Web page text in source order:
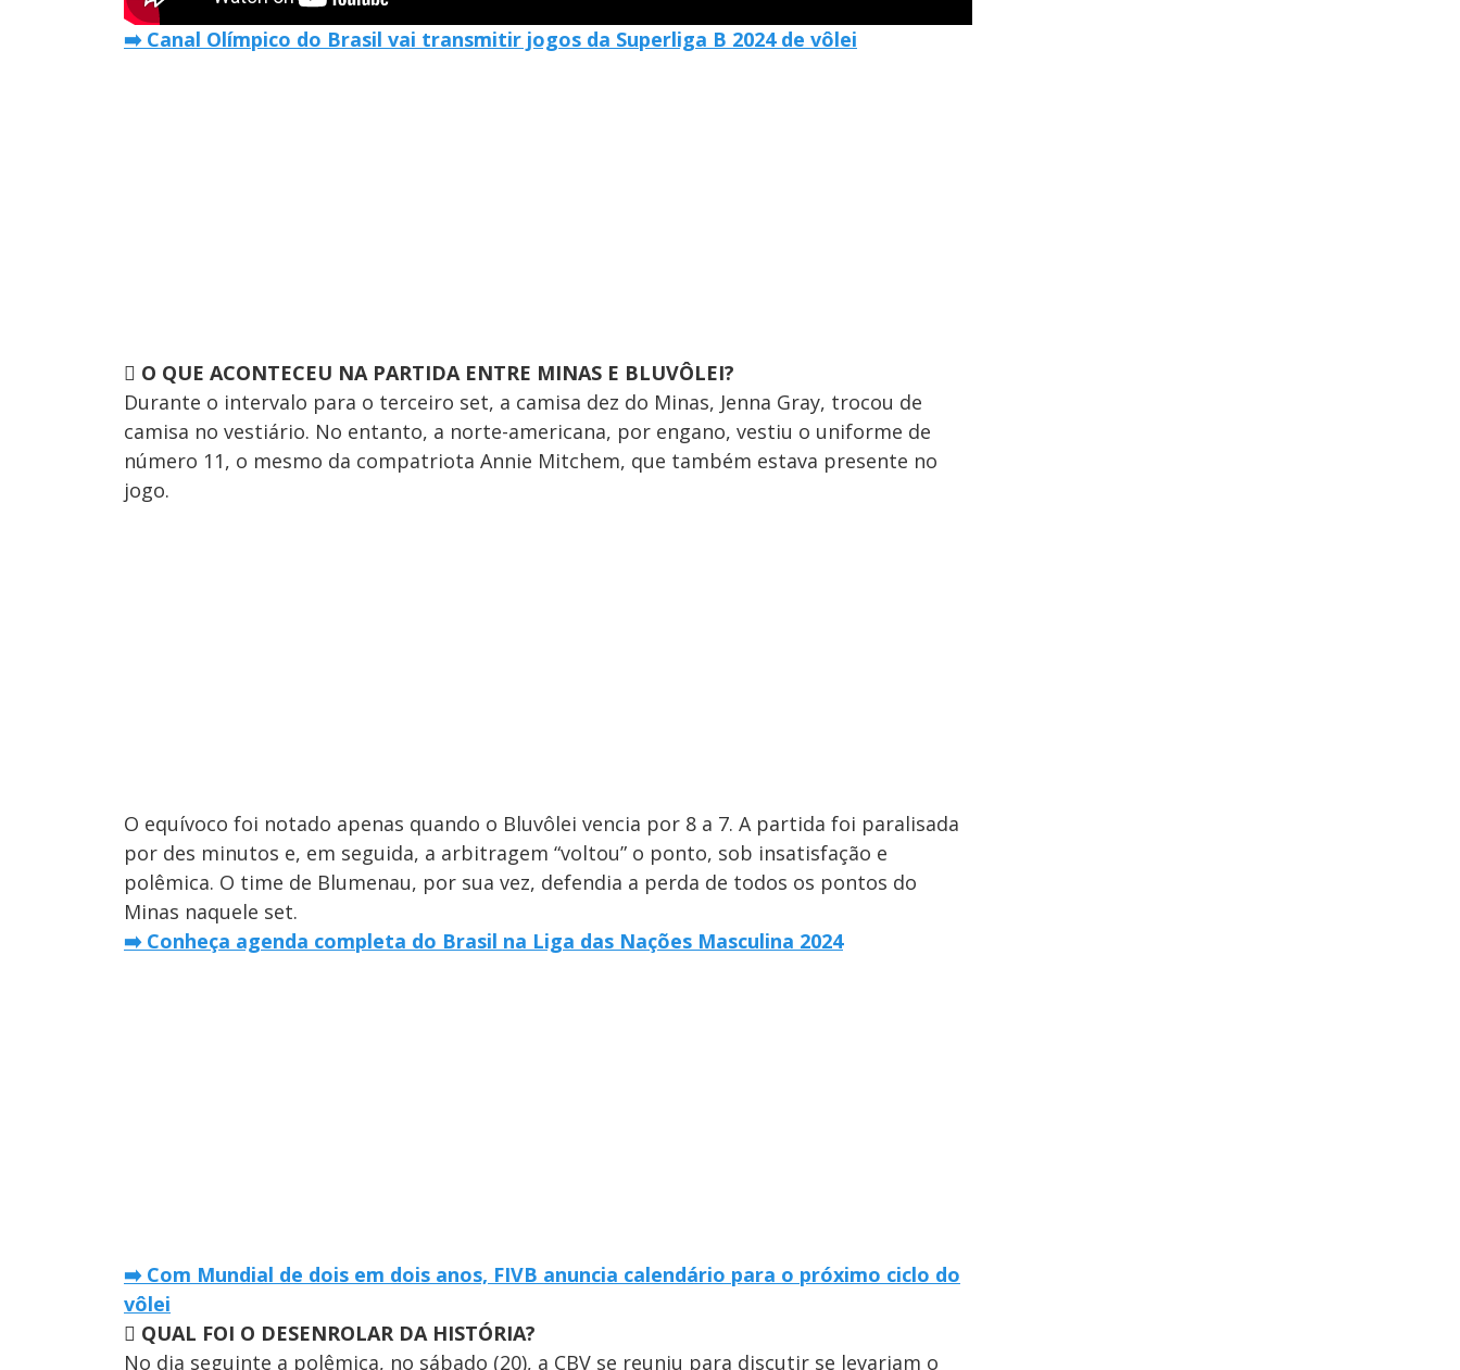
➡️ Canal Olímpico do Brasil vai transmitir jogos da Superliga B 2024 de vôlei
 O QUE ACONTECEU NA PARTIDA ENTRE MINAS E BLUVÔLEI?
Durante o intervalo para o terceiro set, a camisa dez do Minas, Jenna Gray, trocou de
camisa no vestiário. No entanto, a norte-americana, por engano, vestiu o uniforme de
número 11, o mesmo da compatriota Annie Mitchem, que também estava presente no
jogo.
O equívoco foi notado apenas quando o Bluvôlei vencia por 8 a 7. A partida foi paralisada
por des minutos e, em seguida, a arbitragem “voltou” o ponto, sob insatisfação e
polêmica. O time de Blumenau, por sua vez, defendia a perda de todos os pontos do
Minas naquele set.
➡️ Conheça agenda completa do Brasil na Liga das Nações Masculina 2024
➡️ Com Mundial de dois em dois anos, FIVB anuncia calendário para o próximo ciclo do
vôlei
 QUAL FOI O DESENROLAR DA HISTÓRIA?
No dia seguinte a polêmica, no sábado (20), a CBV se reuniu para discutir se levariam o